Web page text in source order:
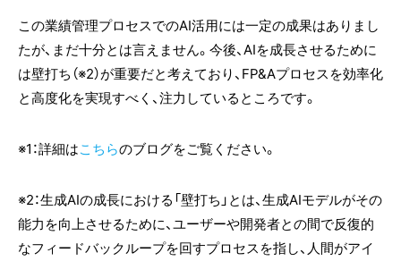
この業績管理プロセスでのAI活用には一定の成果はありまし
たが、まだ十分とは言えません。今後、AIを成長させるために
は壁打ち（※2）が重要だと考えており、FP&Aプロセスを効率化
と高度化を実現すべく、注力しているところです。
※1：詳細はこちらのブログをご覧ください。
※2：生成AIの成長における「壁打ち」とは、生成AIモデルがその
能力を向上させるために、ユーザーや開発者との間で反復的
なフィードバックループを回すプロセスを指し、人間がアイ